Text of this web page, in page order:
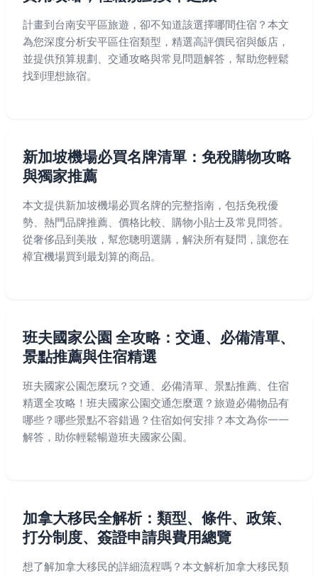
計畫到台南安平區旅遊，卻不知道該選擇哪間住宿？本文
為您深度分析安平區住宿類型，精選高評價民宿與飯店，
並提供預算規劃、交通攻略與常見問題解答，幫助您輕鬆
找到理想旅宿。
新加坡機場必買名牌清單：免稅購物攻略
與獨家推薦
本文提供新加坡機場必買名牌的完整指南，包括免稅優
勢、熱門品牌推薦、價格比較、購物小貼士及常見問答。
從奢侈品到美妝，幫您聰明選購，解決所有疑問，讓您在
樟宜機場買到最划算的商品。
班夫國家公園 全攻略：交通、必備清單、
景點推薦與住宿精選
班夫國家公園怎麼玩？交通、必備清單、景點推薦、住宿
精選全攻略！班夫國家公園交通怎麼選？旅遊必備物品有
哪些？哪些景點不容錯過？住宿如何安排？本文為你一一
解答，助你輕鬆暢遊班夫國家公園。
加拿大移民全解析：類型、條件、政策、
打分制度、簽證申請與費用總覽
想了解加拿大移民的詳細流程嗎？本文解析加拿大移民類